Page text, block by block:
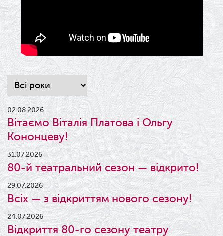
02.08.2026
Вітаємо Віталія Платова і Ольгу
Кононцеву!
31.07.2026
80-й театральний сезон — відкрито!
29.07.2026
Всіх — з відкриттям нового сезону!
24.07.2026
Відкриття 80-го сезону театру